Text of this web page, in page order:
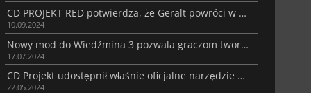
CD PROJEKT RED potwierdza, że Geralt powróci w Wiedźminie 4
10.09.2024
Nowy mod do Wiedźmina 3 pozwala graczom tworzyć własne postacie
17.07.2024
CD Projekt udostępnił właśnie oficjalne narzędzie do modowania Wiedźmina 3
22.05.2024